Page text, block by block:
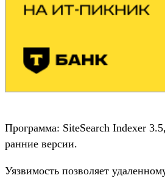
Программа: SiteSearch Indexer
ранние версии.
Уязвимость позволяет